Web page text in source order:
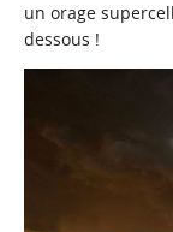
un orage
dessous !